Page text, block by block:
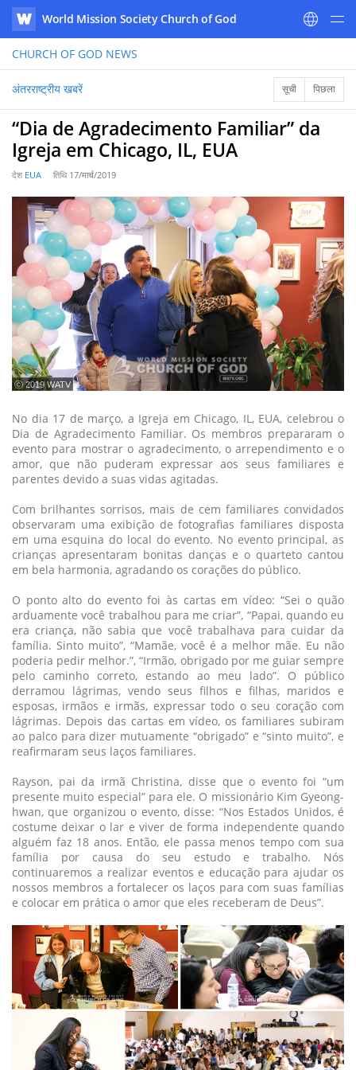
WATV
World Mission Society Church of God
CHURCH OF GOD NEWS
अंतरराष्ट्रीय खबरें सूची पिछला
“Dia de Agradecimento Familiar” da
Igreja em Chicago, IL, EUA
देश EUA तिथि 17/मार्च/2019
ⓒ 2019 WATV
No dia 17 de março, a Igreja em Chicago, IL, EUA, celebrou o
Dia de Agradecimento Familiar. Os membros prepararam o
evento para mostrar o agradecimento, o arrependimento e o
amor, que não puderam expressar aos seus familiares e
parentes devido a suas vidas agitadas.
Com brilhantes sorrisos, mais de cem familiares convidados
observaram uma exibição de fotografias familiares disposta
em uma esquina do local do evento. No evento principal, as
crianças apresentaram bonitas danças e o quarteto cantou
em bela harmonia, agradando os corações do público.
O ponto alto do evento foi às cartas em vídeo: “Sei o quão
arduamente você trabalhou para me criar”, “Papai, quando eu
era criança, não sabia que você trabalhava para cuidar da
família. Sinto muito”, “Mamãe, você é a melhor mãe. Eu não
poderia pedir melhor.”, “Irmão, obrigado por me guiar sempre
pelo caminho correto, estando ao meu lado”. O público
derramou lágrimas, vendo seus filhos e filhas, maridos e
esposas, irmãos e irmãs, expressar todo o seu coração com
lágrimas. Depois das cartas em vídeo, os familiares subiram
ao palco para dizer mutuamente “obrigado” e “sinto muito”, e
reafirmaram seus laços familiares.
Rayson, pai da irmã Christina, disse que o evento foi “um
presente muito especial” para ele. O missionário Kim Gyeong-
hwan, que organizou o evento, disse: “Nos Estados Unidos, é
costume deixar o lar e viver de forma independente quando
alguém faz 18 anos. Então, ele passa menos tempo com sua
família por causa do seu estudo e trabalho. Nós
continuaremos a realizar eventos e educação para ajudar os
nossos membros a fortalecer os laços para com suas famílias
e colocar em prática o amor que eles receberam de Deus”.